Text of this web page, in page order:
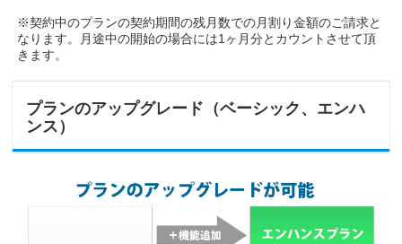
※契約中のプランの契約期間の残月数での月割り金額のご請求と
なります。月途中の開始の場合には1ヶ月分とカウントさせて頂
きます。
プランのアップグレード（ベーシック、エンハ
ンス）